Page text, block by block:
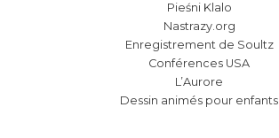
Pieśni Klalo
Nastrazy.org
Enregistrement de Soultz
Conférences USA
L’Aurore
Dessin animés pour enfants